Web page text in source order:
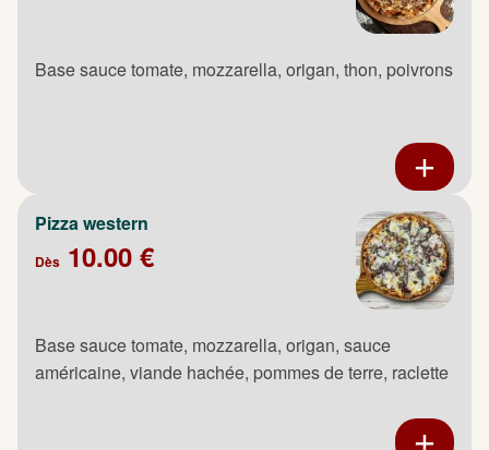
Base sauce tomate, mozzarella, origan, thon, poivrons
Pizza western
Dès 10.00 €
Base sauce tomate, mozzarella, origan, sauce
américaine, viande hachée, pommes de terre, raclette